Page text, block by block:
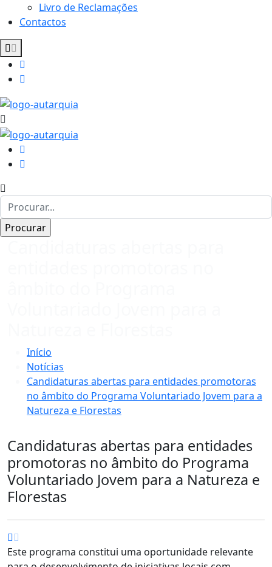
Livro de Reclamações
Contactos
Início
Notícias
Candidaturas abertas para entidades promotoras
no âmbito do Programa Voluntariado Jovem para a
Natureza e Florestas
Candidaturas abertas para entidades
promotoras no âmbito do Programa
Voluntariado Jovem para a Natureza e
Florestas
Este programa constitui uma oportunidade relevante